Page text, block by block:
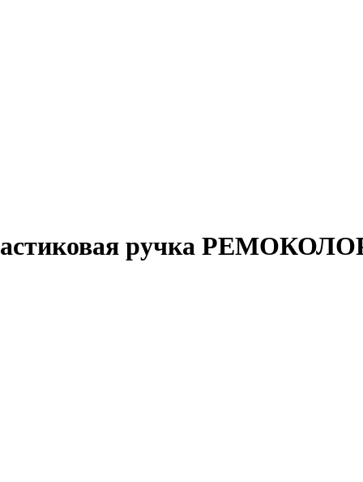
ручка